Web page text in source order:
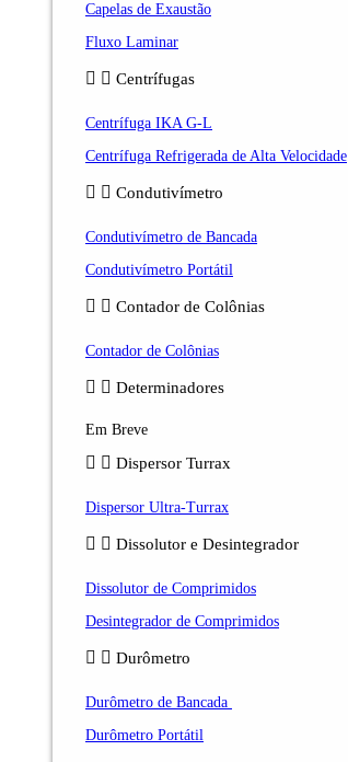
Capelas de Exaustão
Fluxo Laminar
Centrífugas
Centrífuga IKA G-L
Centrífuga Refrigerada de Alta Velocidade
Condutivímetro
Condutivímetro de Bancada
Condutivímetro Portátil
Contador de Colônias
Contador de Colônias
Determinadores
Em Breve
Dispersor Turrax
Dispersor Ultra-Turrax
Dissolutor e Desintegrador
Dissolutor de Comprimidos
Desintegrador de Comprimidos
Durômetro
Durômetro de Bancada
Durômetro Portátil